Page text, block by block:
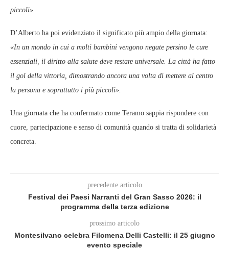
piccoli».
D’Alberto ha poi evidenziato il significato più ampio della giornata:
«In un mondo in cui a molti bambini vengono negate persino le cure
essenziali, il diritto alla salute deve restare universale. La città ha fatto
il gol della vittoria, dimostrando ancora una volta di mettere al centro
la persona e soprattutto i più piccoli».
Una giornata che ha confermato come Teramo sappia rispondere con
cuore, partecipazione e senso di comunità quando si tratta di solidarietà
concreta.
precedente articolo
Festival dei Paesi Narranti del Gran Sasso 2026: il
programma della terza edizione
prossimo articolo
Montesilvano celebra Filomena Delli Castelli: il 25 giugno
evento speciale